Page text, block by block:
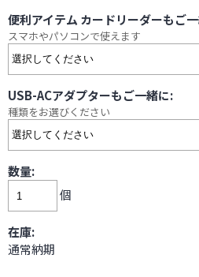
便利アイテム カードリーダーもご
スマホやパソコンで使えます
USB-ACアダプターもご一緒に:
種類をお選びください
数量:
個
在庫:
通常納期